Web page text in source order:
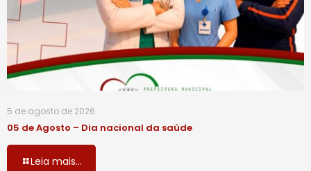
5 de agosto de 2026
05 de Agosto – Dia nacional da saúde
Leia mais...